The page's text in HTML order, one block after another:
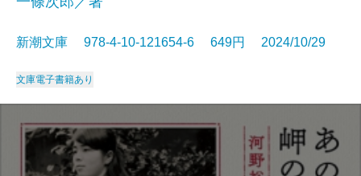
新潮文庫 978-4-10-121654-6 649円 2024/10/29
文庫電子書籍あり